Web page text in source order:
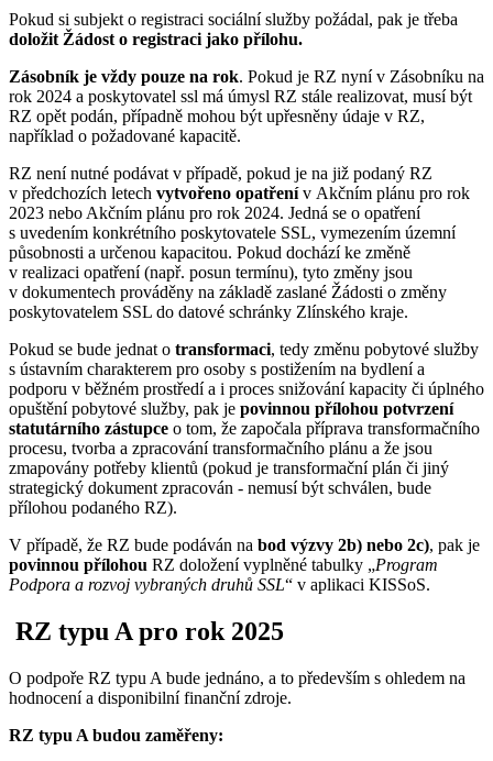
Pokud si subjekt o registraci sociální služby požádal, pak je třeba
doložit Žádost o registraci jako přílohu.
Zásobník je vždy pouze na rok. Pokud je RZ nyní v Zásobníku na
rok 2024 a poskytovatel ssl má úmysl RZ stále realizovat, musí být
RZ opět podán, případně mohou být upřesněny údaje v RZ,
například o požadované kapacitě.
RZ není nutné podávat v případě, pokud je na již podaný RZ
v předchozích letech vytvořeno opatřenív Akčním plánu pro rok
2023 nebo Akčním plánu pro rok 2024. Jedná se o opatření
s uvedením konkrétního poskytovatele SSL, vymezením územní
působnosti a určenou kapacitou. Pokud dochází ke změně
v realizaci opatření (např. posun termínu), tyto změny jsou
v dokumentech prováděny na základě zaslané Žádosti o změny
poskytovatelem SSL do datové schránky Zlínského kraje.
Pokud se bude jednat o transformaci, tedy změnu pobytové služby
s ústavním charakterem pro osoby s postižením na bydlení a
podporu v běžném prostředí a i proces snižování kapacity či úplného
opuštění pobytové služby, pak je povinnou přílohou potvrzení
statutárního zástupce o tom, že započala příprava transformačního
procesu, tvorba a zpracování transformačního plánu a že jsou
zmapovány potřeby klientů (pokud je transformační plán či jiný
strategický dokument zpracován - nemusí být schválen, bude
přílohou podaného RZ).
V případě, že RZ bude podáván na bod výzvy 2b) nebo 2c), pak je
povinnou přílohou RZ doložení vyplněné tabulky „Program
Podpora a rozvoj vybraných druhů SSL“ v aplikaci KISSoS.
RZ typu A pro rok 2025
O podpoře RZ typu A bude jednáno, a to především s ohledem na
hodnocení a disponibilní finanční zdroje.
RZ typu A budou zaměřeny: